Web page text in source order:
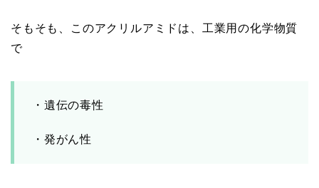
そもそも、このアクリルアミドは、工業用の化学物質
で
・遺伝の毒性
・発がん性